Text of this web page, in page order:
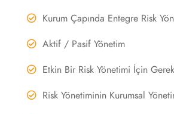
Kurum Çapında Entegre Risk
Aktif / Pasif Yönetim
Etkin Bir Risk Yönetimi İçin
Risk Yönetiminin Kurumsal